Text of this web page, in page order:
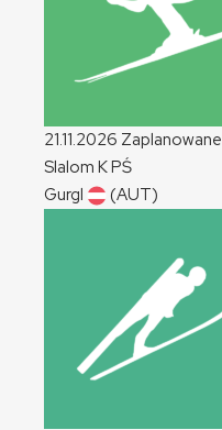
21.11.2026 Zaplanowane
Slalom KPŚ
Gurgl
(AUT)